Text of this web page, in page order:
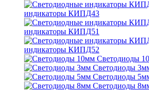
индикаторы КИПД43
индикаторы КИПД51
индикаторы КИПД52
Светодиоды
Светодиоды
Светодиоды
Светодиоды